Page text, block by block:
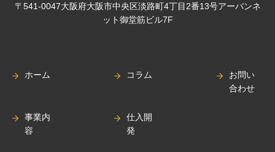
〒541-0047大阪府大阪市中央区淡路町4丁目2番13号アーバンネ
ット御堂筋ビル7F
ホーム
事業内
容
コラム
仕入開
発
お問い
合わせ